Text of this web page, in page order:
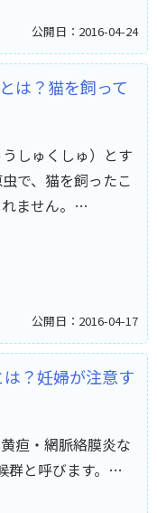
公開日：2016-04-24
は？猫を飼って
しゅくしゅ）とす
で、猫を飼ったこ
れません。…
公開日：2016-04-17
は？妊婦が注意す
疸・網脈絡膜炎な
群と呼びます。…